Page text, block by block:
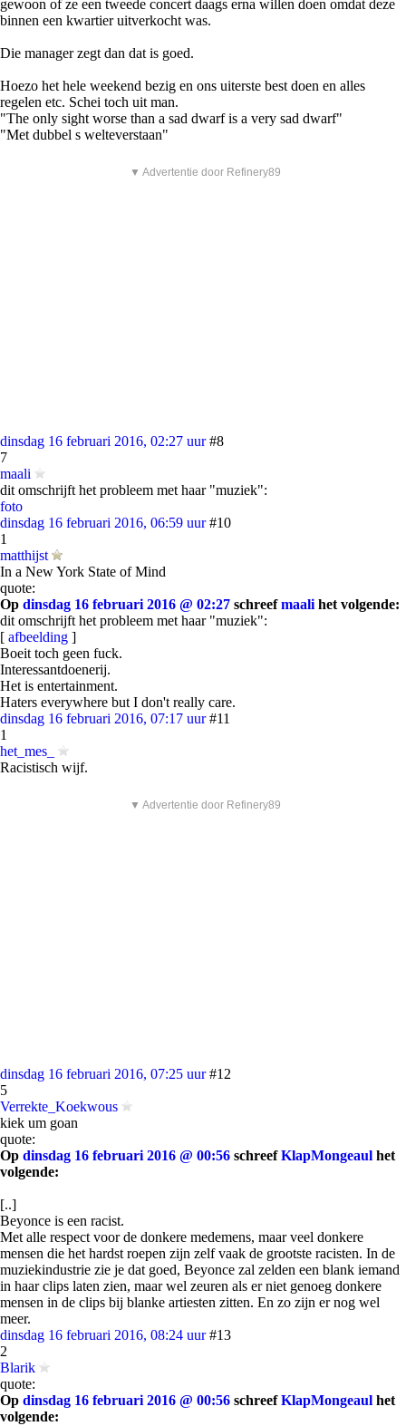
gewoon of ze een tweede concert daags erna willen doen omdat deze
binnen een kwartier uitverkocht was.
Die manager zegt dan dat is goed.
Hoezo het hele weekend bezig en ons uiterste best doen en alles
regelen etc. Schei toch uit man.
"The only sight worse than a sad dwarf is a very sad dwarf"
"Met dubbel s welteverstaan"
▼ Advertentie door Refinery89
dinsdag 16 februari 2016, 02:27 uur #8
7
maali
dit omschrijft het probleem met haar "muziek":
foto
dinsdag 16 februari 2016, 06:59 uur #10
1
matthijst
In a New York State of Mind
quote:
Op dinsdag 16 februari 2016 @ 02:27 schreefmaali het volgende:
dit omschrijft het probleem met haar "muziek":
[ afbeelding ]
Boeit toch geen fuck.
Interessantdoenerij.
Het is entertainment.
Haters everywhere but I don't really care.
dinsdag 16 februari 2016, 07:17 uur #11
1
het_mes_
Racistisch wijf.
▼ Advertentie door Refinery89
dinsdag 16 februari 2016, 07:25 uur #12
5
Verrekte_Koekwous
kiek um goan
quote:
Op dinsdag 16 februari 2016 @ 00:56 schreefKlapMongeaul het
volgende:
[..]
Beyonce is een racist.
Met alle respect voor de donkere medemens, maar veel donkere
mensen die het hardst roepen zijn zelf vaak de grootste racisten. In de
muziekindustrie zie je dat goed, Beyonce zal zelden een blank iemand
in haar clips laten zien, maar wel zeuren als er niet genoeg donkere
mensen in de clips bij blanke artiesten zitten. En zo zijn er nog wel
meer.
dinsdag 16 februari 2016, 08:24 uur #13
2
Blarik
quote:
Op dinsdag 16 februari 2016 @ 00:56 schreefKlapMongeaul het
volgende: